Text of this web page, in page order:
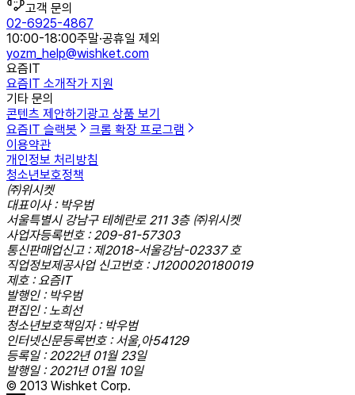
고객 문의
02-6925-4867
10:00-18:00주말·공휴일 제외
yozm_help@wishket.com
요즘IT
요즘IT 소개작가 지원
기타 문의
콘텐츠 제안하기광고 상품 보기
요즘IT 슬랙봇
크롬 확장 프로그램
이용약관
개인정보 처리방침
청소년보호정책
㈜위시켓
대표이사 : 박우범
서울특별시 강남구 테헤란로 211 3층 ㈜위시켓
사업자등록번호 : 209-81-57303
통신판매업신고 : 제2018-서울강남-02337 호
직업정보제공사업 신고번호 : J1200020180019
제호 : 요즘IT
발행인 : 박우범
편집인 : 노희선
청소년보호책임자 : 박우범
인터넷신문등록번호 : 서울,아54129
등록일 : 2022년 01월 23일
발행일 : 2021년 01월 10일
© 2013 Wishket Corp.